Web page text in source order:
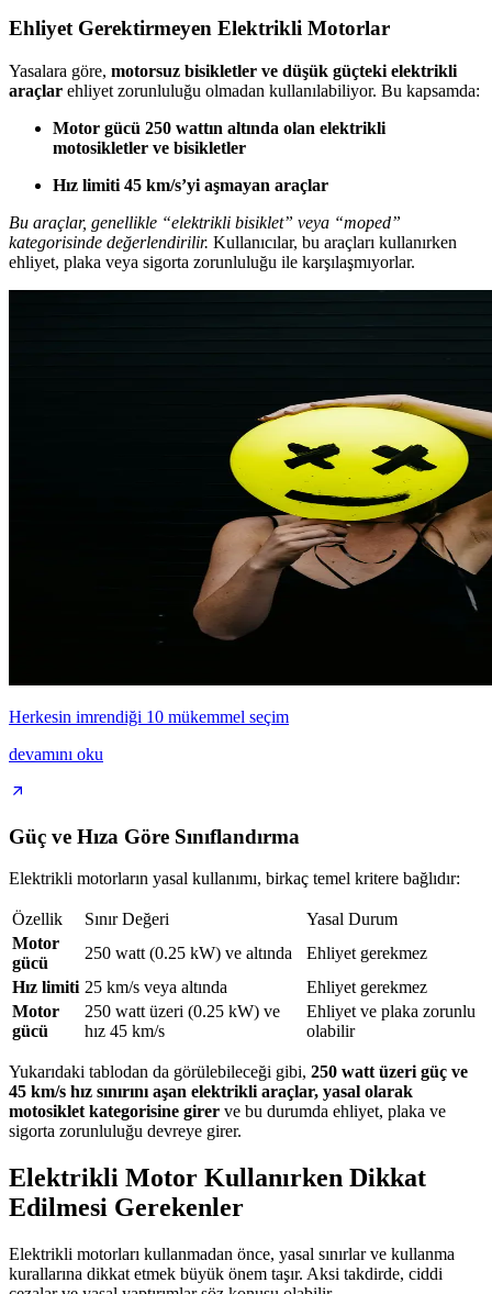
Ehliyet Gerektirmeyen Elektrikli Motorlar
Yasalara göre, motorsuz bisikletler ve düşük güçteki elektrikli
araçlar ehliyet zorunluluğu olmadan kullanılabiliyor. Bu kapsamda:
Motor gücü 250 wattın altında olan elektrikli
motosikletler ve bisikletler
Hız limiti 45 km/s’yi aşmayan araçlar
Bu araçlar, genellikle “elektrikli bisiklet” veya “moped”
kategorisinde değerlendirilir. Kullanıcılar, bu araçları kullanırken
ehliyet, plaka veya sigorta zorunluluğu ile karşılaşmıyorlar.
Herkesin imrendiği 10 mükemmel seçim
devamını oku
Güç ve Hıza Göre Sınıflandırma
Elektrikli motorların yasal kullanımı, birkaç temel kritere bağlıdır:
Özellik Sınır Değeri
Yasal Durum
Motor
gücü
250 watt (0.25 kW) ve altında
Ehliyet gerekmez
Hız limiti 25 km/s veya altında
Ehliyet gerekmez
Motor
gücü
250 watt üzeri (0.25 kW) ve
hız 45 km/s
Ehliyet ve plaka zorunlu
olabilir
Yukarıdaki tablodan da görülebileceği gibi, 250 watt üzeri güç ve
45 km/s hız sınırını aşan elektrikli araçlar, yasal olarak
motosiklet kategorisine girer ve bu durumda ehliyet, plaka ve
sigorta zorunluluğu devreye girer.
Elektrikli Motor Kullanırken Dikkat
Edilmesi Gerekenler
Elektrikli motorları kullanmadan önce, yasal sınırlar ve kullanma
kurallarına dikkat etmek büyük önem taşır. Aksi takdirde, ciddi